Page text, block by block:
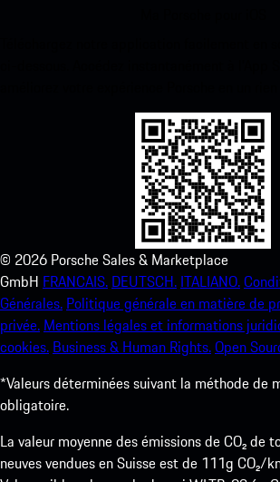
© 2026 Porsche Sales & Marketplace
GmbH FRANCAIS. DEUTSCH. ITALIANO.
Générales. Politique générale en matière de
privée. Mentions légales et informations
cookies. Business & Human Rights.Open
*Valeurs déterminées suivant la méthode de
obligatoire.
La valeur moyenne des émissions de CO₂ de
neuves vendues en Suisse est de 111g CO₂/